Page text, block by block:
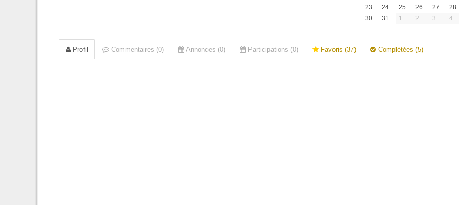
23
24 25 26 27 28
30
31 1 2 3 4
Profil Commentaires (0) Annonces (0) Participations (0) Favoris (37) Complétées (5)